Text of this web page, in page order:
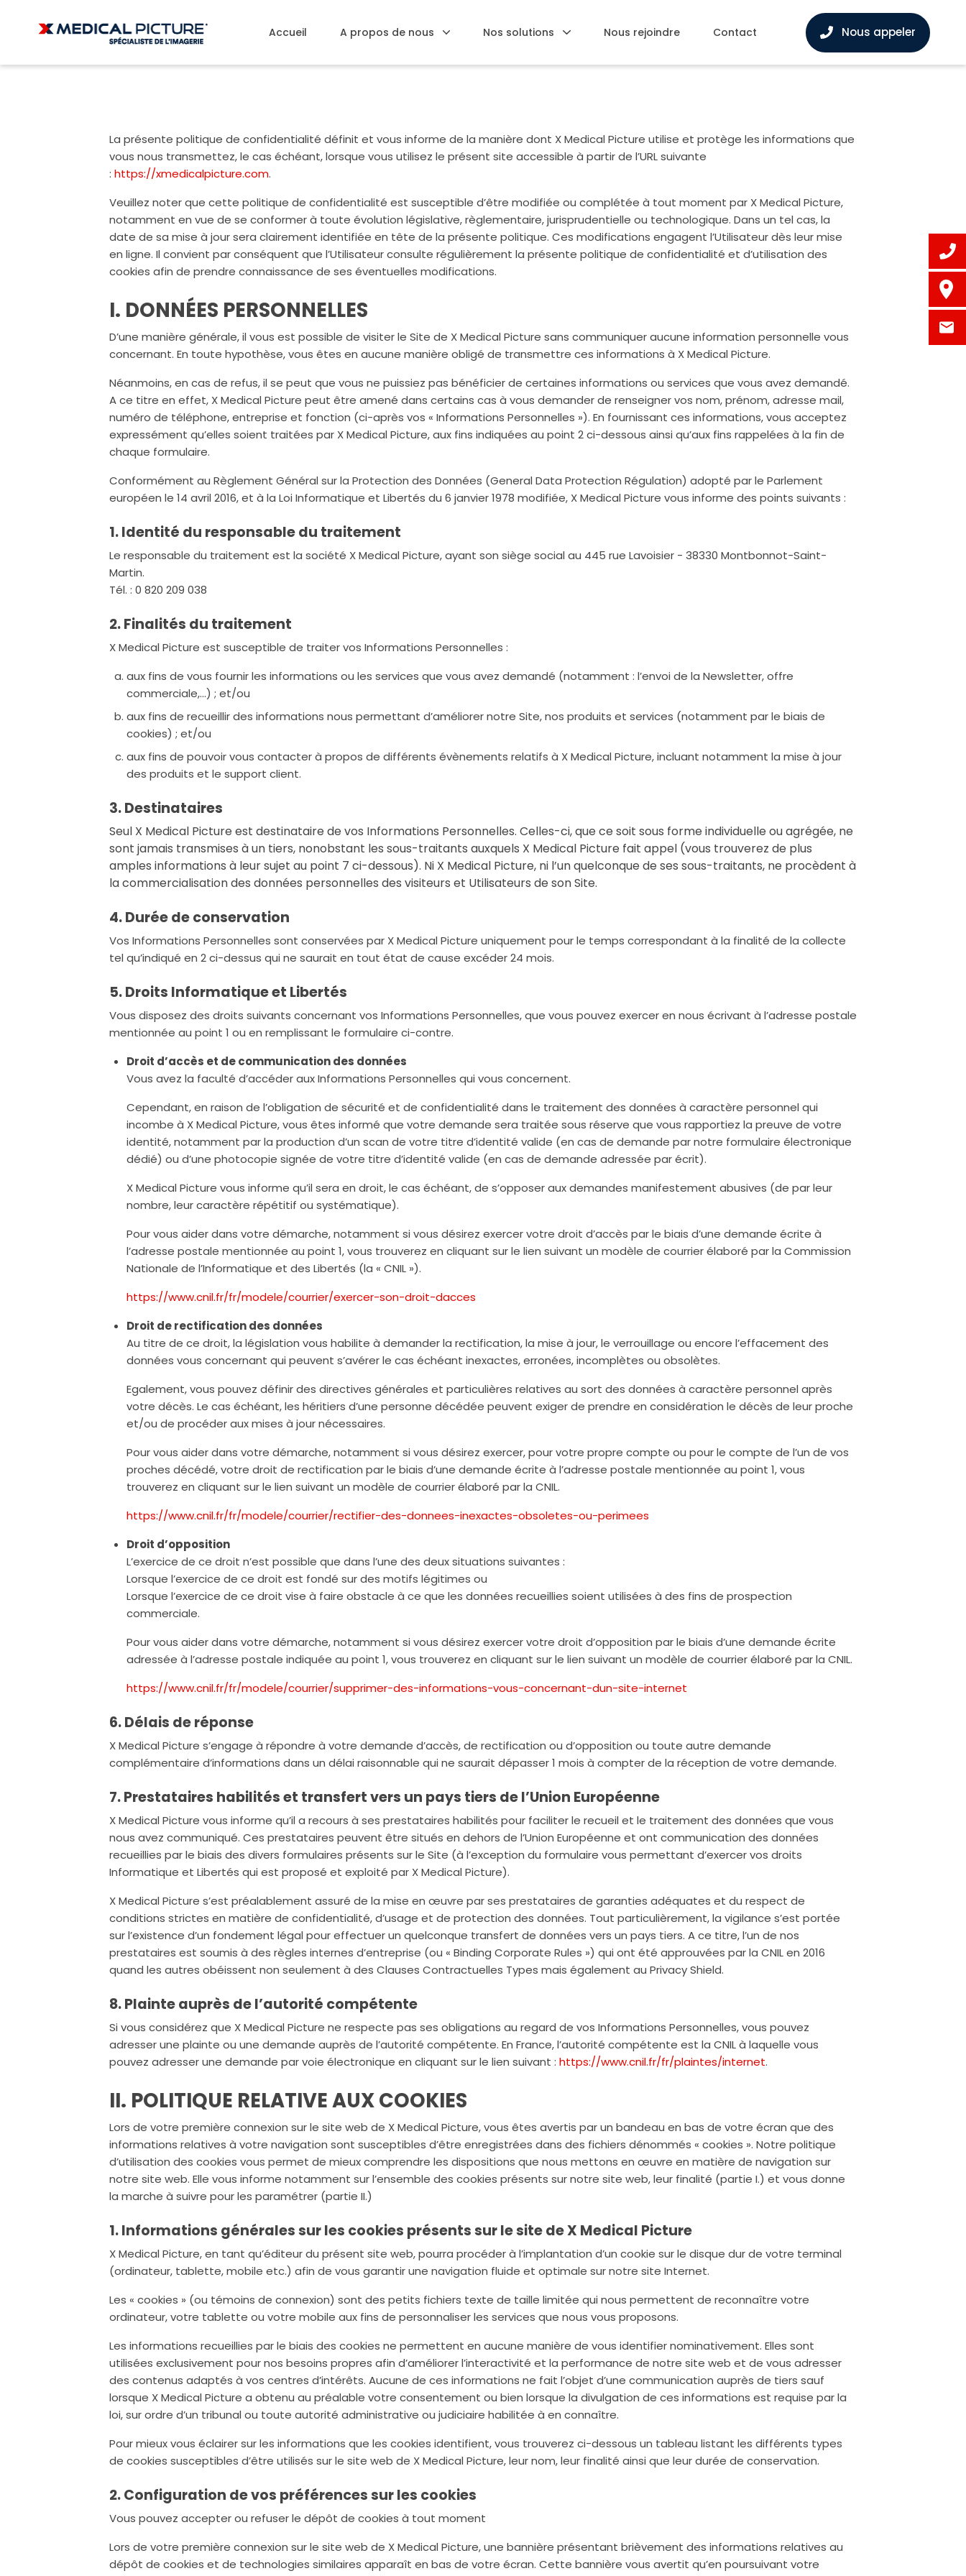
Accueil A propos de nous Nos solutions Nous rejoindre Contact Nous appeler
La présente politique de confidentialité définit et vous informe de la manière dont X Medical Picture utilise et protège les informations que
vous nous transmettez, le cas échéant, lorsque vous utilisez le présent site accessible à partir de l’URL suivante
: https://xmedicalpicture.com.
Veuillez noter que cette politique de confidentialité est susceptible d’être modifiée ou complétée à tout moment par X Medical Picture,
notamment en vue de se conformer à toute évolution législative, règlementaire, jurisprudentielle ou technologique. Dans un tel cas, la
date de sa mise à jour sera clairement identifiée en tête de la présente politique. Ces modifications engagent l’Utilisateur dès leur mise
en ligne. Il convient par conséquent que l’Utilisateur consulte régulièrement la présente politique de confidentialité et d’utilisation des
cookies afin de prendre connaissance de ses éventuelles modifications.
I. DONNÉES PERSONNELLES
D’une manière générale, il vous est possible de visiter le Site de X Medical Picture sans communiquer aucune information personnelle vous
concernant. En toute hypothèse, vous êtes en aucune manière obligé de transmettre ces informations à X Medical Picture.
Néanmoins, en cas de refus, il se peut que vous ne puissiez pas bénéficier de certaines informations ou services que vous avez demandé.
A ce titre en effet, X Medical Picture peut être amené dans certains cas à vous demander de renseigner vos nom, prénom, adresse mail,
numéro de téléphone, entreprise et fonction (ci-après vos « Informations Personnelles »). En fournissant ces informations, vous acceptez
expressément qu’elles soient traitées par X Medical Picture, aux fins indiquées au point 2 ci-dessous ainsi qu’aux fins rappelées à la fin de
chaque formulaire.
Conformément au Règlement Général sur la Protection des Données (General Data Protection Régulation) adopté par le Parlement
européen le 14 avril 2016, et à la Loi Informatique et Libertés du 6 janvier 1978 modifiée, X Medical Picture vous informe des points suivants :
1. Identité du responsable du traitement
Le responsable du traitement est la société X Medical Picture, ayant son siège social au 445 rue Lavoisier - 38330 Montbonnot-Saint-
Martin.
Tél. : 0 820 209 038
2. Finalités du traitement
X Medical Picture est susceptible de traiter vos Informations Personnelles :
aux fins de vous fournir les informations ou les services que vous avez demandé (notamment : l’envoi de la Newsletter, offre
commerciale,...) ; et/ou
aux fins de recueillir des informations nous permettant d’améliorer notre Site, nos produits et services (notamment par le biais de
cookies) ; et/ou
aux fins de pouvoir vous contacter à propos de différents évènements relatifs à X Medical Picture, incluant notamment la mise à jour
des produits et le support client.
3. Destinataires
Seul X Medical Picture est destinataire de vos Informations Personnelles. Celles-ci, que ce soit sous forme individuelle ou agrégée, ne
sont jamais transmises à un tiers, nonobstant les sous-traitants auxquels X Medical Picture fait appel (vous trouverez de plus
amples informations à leur sujet au point 7 ci-dessous). Ni X Medical Picture, ni l’un quelconque de ses sous-traitants, ne procèdent à
la commercialisation des données personnelles des visiteurs et Utilisateurs de son Site.
4. Durée de conservation
Vos Informations Personnelles sont conservées par X Medical Picture uniquement pour le temps correspondant à la finalité de la collecte
tel qu’indiqué en 2 ci-dessus qui ne saurait en tout état de cause excéder 24 mois.
5. Droits Informatique et Libertés
Vous disposez des droits suivants concernant vos Informations Personnelles, que vous pouvez exercer en nous écrivant à l’adresse postale
mentionnée au point 1 ou en remplissant le formulaire ci-contre.
Droit d’accès et de communication des données
Vous avez la faculté d’accéder aux Informations Personnelles qui vous concernent.
Cependant, en raison de l’obligation de sécurité et de confidentialité dans le traitement des données à caractère personnel qui
incombe à X Medical Picture, vous êtes informé que votre demande sera traitée sous réserve que vous rapportiez la preuve de votre
identité, notamment par la production d’un scan de votre titre d’identité valide (en cas de demande par notre formulaire électronique
dédié) ou d’une photocopie signée de votre titre d’identité valide (en cas de demande adressée par écrit).
X Medical Picture vous informe qu’il sera en droit, le cas échéant, de s’opposer aux demandes manifestement abusives (de par leur
nombre, leur caractère répétitif ou systématique).
Pour vous aider dans votre démarche, notamment si vous désirez exercer votre droit d’accès par le biais d’une demande écrite à
l’adresse postale mentionnée au point 1, vous trouverez en cliquant sur le lien suivant un modèle de courrier élaboré par la Commission
Nationale de l’Informatique et des Libertés (la « CNIL »).
https://www.cnil.fr/fr/modele/courrier/exercer-son-droit-dacces
Droit de rectification des données
Au titre de ce droit, la législation vous habilite à demander la rectification, la mise à jour, le verrouillage ou encore l’effacement des
données vous concernant qui peuvent s’avérer le cas échéant inexactes, erronées, incomplètes ou obsolètes.
Egalement, vous pouvez définir des directives générales et particulières relatives au sort des données à caractère personnel après
votre décès. Le cas échéant, les héritiers d’une personne décédée peuvent exiger de prendre en considération le décès de leur proche
et/ou de procéder aux mises à jour nécessaires.
Pour vous aider dans votre démarche, notamment si vous désirez exercer, pour votre propre compte ou pour le compte de l’un de vos
proches décédé, votre droit de rectification par le biais d’une demande écrite à l’adresse postale mentionnée au point 1, vous
trouverez en cliquant sur le lien suivant un modèle de courrier élaboré par la CNIL.
https://www.cnil.fr/fr/modele/courrier/rectifier-des-donnees-inexactes-obsoletes-ou-perimees
Droit d’opposition
L’exercice de ce droit n’est possible que dans l’une des deux situations suivantes :
Lorsque l’exercice de ce droit est fondé sur des motifs légitimes ou
Lorsque l’exercice de ce droit vise à faire obstacle à ce que les données recueillies soient utilisées à des fins de prospection
commerciale.
Pour vous aider dans votre démarche, notamment si vous désirez exercer votre droit d’opposition par le biais d’une demande écrite
adressée à l’adresse postale indiquée au point 1, vous trouverez en cliquant sur le lien suivant un modèle de courrier élaboré par la CNIL.
https://www.cnil.fr/fr/modele/courrier/supprimer-des-informations-vous-concernant-dun-site-internet
6. Délais de réponse
X Medical Picture s’engage à répondre à votre demande d’accès, de rectification ou d’opposition ou toute autre demande
complémentaire d’informations dans un délai raisonnable qui ne saurait dépasser 1 mois à compter de la réception de votre demande.
7. Prestataires habilités et transfert vers un pays tiers de l’Union Européenne
X Medical Picture vous informe qu’il a recours à ses prestataires habilités pour faciliter le recueil et le traitement des données que vous
nous avez communiqué. Ces prestataires peuvent être situés en dehors de l’Union Européenne et ont communication des données
recueillies par le biais des divers formulaires présents sur le Site (à l’exception du formulaire vous permettant d’exercer vos droits
Informatique et Libertés qui est proposé et exploité par X Medical Picture).
X Medical Picture s’est préalablement assuré de la mise en œuvre par ses prestataires de garanties adéquates et du respect de
conditions strictes en matière de confidentialité, d’usage et de protection des données. Tout particulièrement, la vigilance s’est portée
sur l’existence d’un fondement légal pour effectuer un quelconque transfert de données vers un pays tiers. A ce titre, l’un de nos
prestataires est soumis à des règles internes d’entreprise (ou « Binding Corporate Rules ») qui ont été approuvées par la CNIL en 2016
quand les autres obéissent non seulement à des Clauses Contractuelles Types mais également au Privacy Shield.
8. Plainte auprès de l’autorité compétente
Si vous considérez que X Medical Picture ne respecte pas ses obligations au regard de vos Informations Personnelles, vous pouvez
adresser une plainte ou une demande auprès de l’autorité compétente. En France, l’autorité compétente est la CNIL à laquelle vous
pouvez adresser une demande par voie électronique en cliquant sur le lien suivant : https://www.cnil.fr/fr/plaintes/internet.
II. POLITIQUE RELATIVE AUX COOKIES
Lors de votre première connexion sur le site web de X Medical Picture, vous êtes avertis par un bandeau en bas de votre écran que des
informations relatives à votre navigation sont susceptibles d’être enregistrées dans des fichiers dénommés « cookies ». Notre politique
d’utilisation des cookies vous permet de mieux comprendre les dispositions que nous mettons en œuvre en matière de navigation sur
notre site web. Elle vous informe notamment sur l’ensemble des cookies présents sur notre site web, leur finalité (partie I.) et vous donne
la marche à suivre pour les paramétrer (partie II.)
1. Informations générales sur les cookies présents sur le site de X Medical Picture
X Medical Picture, en tant qu’éditeur du présent site web, pourra procéder à l’implantation d’un cookie sur le disque dur de votre terminal
(ordinateur, tablette, mobile etc.) afin de vous garantir une navigation fluide et optimale sur notre site Internet.
Les « cookies » (ou témoins de connexion) sont des petits fichiers texte de taille limitée qui nous permettent de reconnaître votre
ordinateur, votre tablette ou votre mobile aux fins de personnaliser les services que nous vous proposons.
Les informations recueillies par le biais des cookies ne permettent en aucune manière de vous identifier nominativement. Elles sont
utilisées exclusivement pour nos besoins propres afin d’améliorer l’interactivité et la performance de notre site web et de vous adresser
des contenus adaptés à vos centres d’intérêts. Aucune de ces informations ne fait l’objet d’une communication auprès de tiers sauf
lorsque X Medical Picture a obtenu au préalable votre consentement ou bien lorsque la divulgation de ces informations est requise par la
loi, sur ordre d’un tribunal ou toute autorité administrative ou judiciaire habilitée à en connaître.
Pour mieux vous éclairer sur les informations que les cookies identifient, vous trouverez ci-dessous un tableau listant les différents types
de cookies susceptibles d’être utilisés sur le site web de X Medical Picture, leur nom, leur finalité ainsi que leur durée de conservation.
2. Configuration de vos préférences sur les cookies
Vous pouvez accepter ou refuser le dépôt de cookies à tout moment
Lors de votre première connexion sur le site web de X Medical Picture, une bannière présentant brièvement des informations relatives au
dépôt de cookies et de technologies similaires apparaît en bas de votre écran. Cette bannière vous avertit qu’en poursuivant votre